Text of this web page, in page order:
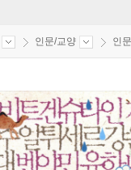
인문/교양 인